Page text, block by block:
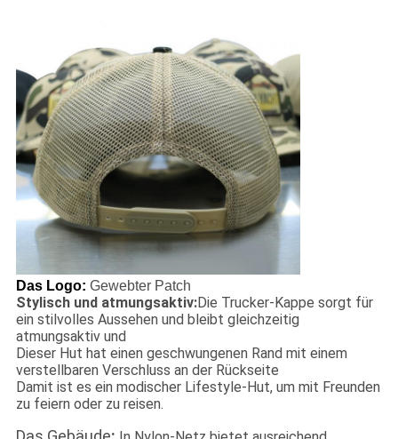
Das Logo: Gewebter Patch
Stylisch und atmungsaktiv:Die Trucker-Kappe sorgt für
ein stilvolles Aussehen und bleibt gleichzeitig
atmungsaktiv und
Dieser Hut hat einen geschwungenen Rand mit einem
verstellbaren Verschluss an der Rückseite
Damit ist es ein modischer Lifestyle-Hut, um mit Freunden
zu feiern oder zu reisen.